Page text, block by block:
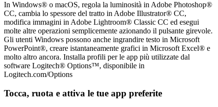
In Windows® o macOS, regola la luminosità in Adobe Photoshop®
CC, cambia lo spessore del tratto in Adobe Illustrator® CC,
modifica immagini in Adobe Lightroom® Classic CC ed esegui
molte altre operazioni semplicemente azionando il pulsante girevole.
Gli utenti Windows possono anche ingrandire testo in Microsoft
PowerPoint®, creare istantaneamente grafici in Microsoft Excel® e
molto altro ancora. Installa profili per le app più utilizzate dal
software Logitech® Options™, disponibile in
Logitech.com/Options
Tocca, ruota e attiva le tue app preferite